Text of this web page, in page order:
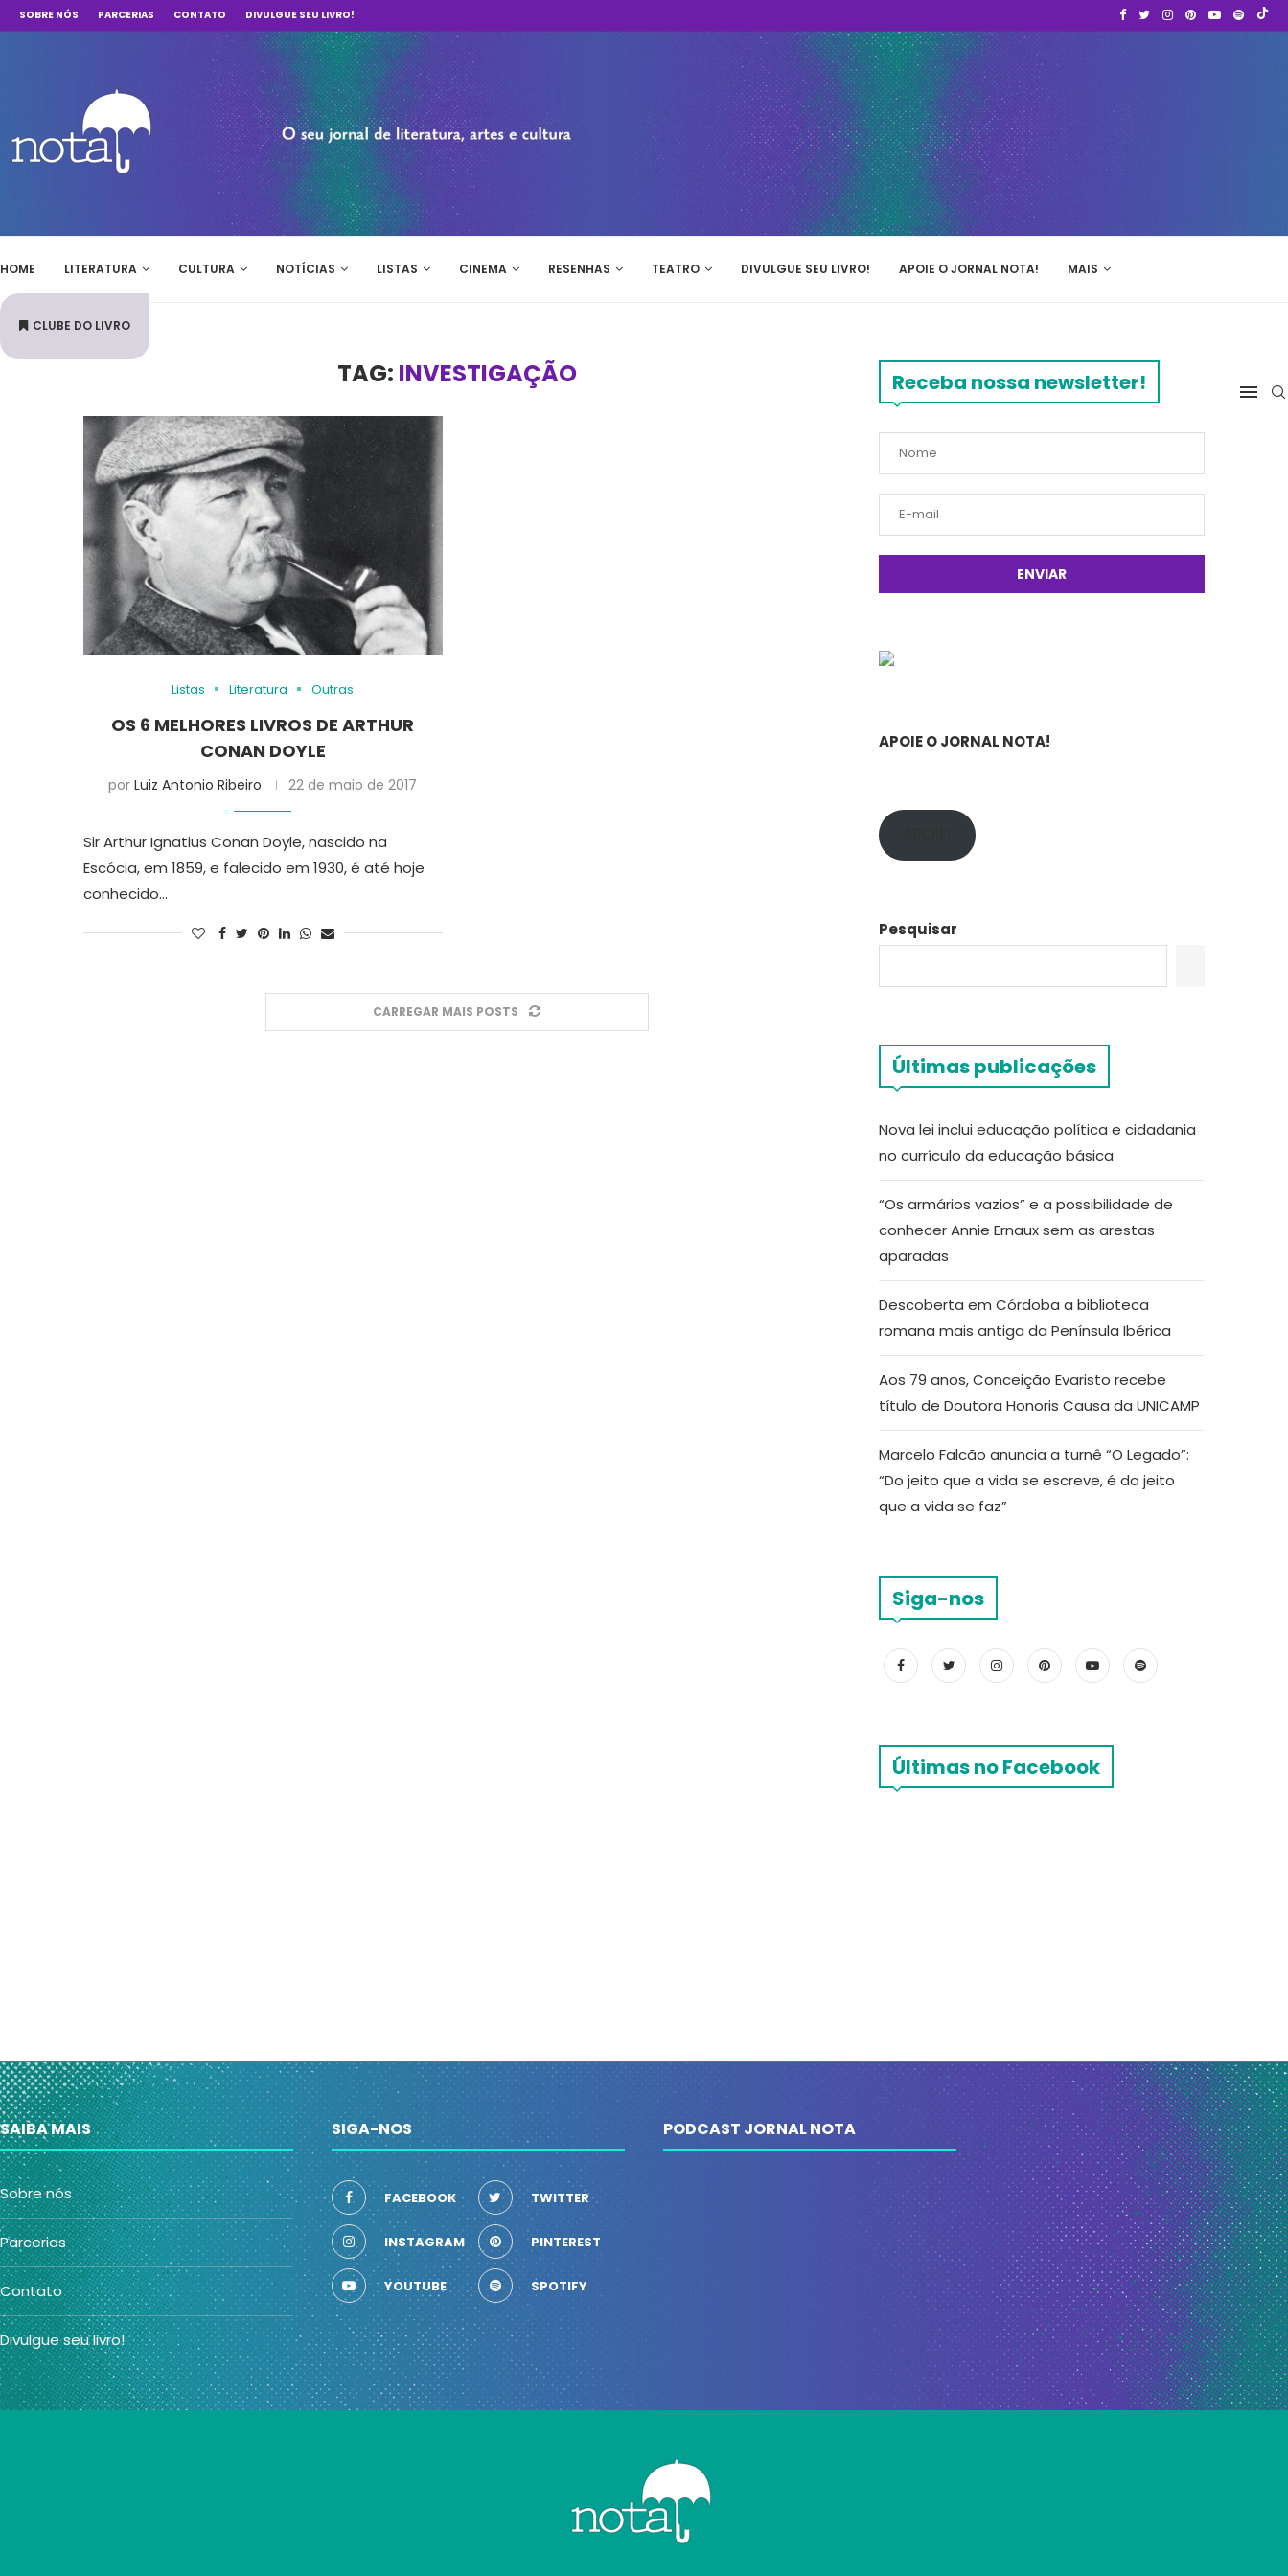
SOBRE NÓS PARCERIAS CONTATO DIVULGUE SEU LIVRO!
HOME LITERATURA CULTURA NOTÍCIAS LISTAS CINEMA RESENHAS TEATRO DIVULGUE SEU LIVRO! APOIE O JORNAL NOTA! MAIS
CLUBE DO LIVRO
TAG: INVESTIGAÇÃO
Listas Literatura Outras
OS 6 MELHORES LIVROS DE ARTHUR
CONAN DOYLE
porLuiz Antonio Ribeiro 22 de maio de 2017
Sir Arthur Ignatius Conan Doyle, nascido na
Escócia, em 1859, e falecido em 1930, é até hoje
conhecido…
CARREGAR MAIS POSTS
Receba nossa newsletter!
APOIE O JORNAL NOTA!
Pesquisar
Últimas publicações
Nova lei inclui educação política e cidadania
no currículo da educação básica
“Os armários vazios” e a possibilidade de
conhecer Annie Ernaux sem as arestas
aparadas
Descoberta em Córdoba a biblioteca
romana mais antiga da Península Ibérica
Aos 79 anos, Conceição Evaristo recebe
título de Doutora Honoris Causa da UNICAMP
Marcelo Falcão anuncia a turnê “O Legado”:
“Do jeito que a vida se escreve, é do jeito
que a vida se faz”
Siga-nos
Últimas no Facebook
SAIBA MAIS
Sobre nós
Parcerias
Contato
Divulgue seu livro!
SIGA-NOS
FACEBOOK TWITTER
INSTAGRAM PINTEREST
YOUTUBE SPOTIFY
PODCAST JORNAL NOTA